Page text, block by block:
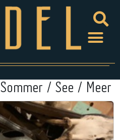
Sommer / See / Meer